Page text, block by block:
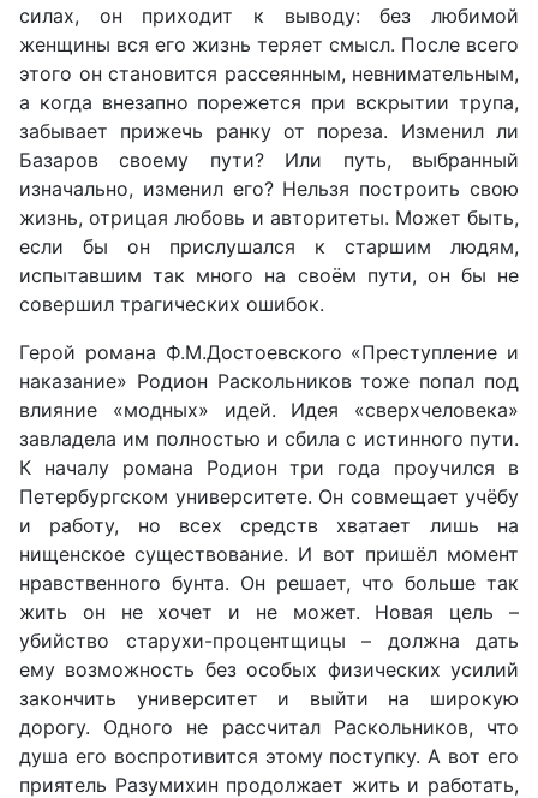
силах, он приходит к выводу: без любимой
женщины вся его жизнь теряет смысл. После всего
этого он становится рассеянным, невнимательным,
а когда внезапно порежется при вскрытии трупа,
забывает прижечь ранку от пореза. Изменил ли
Базаров своему пути? Или путь, выбранный
изначально, изменил его? Нельзя построить свою
жизнь, отрицая любовь и авторитеты. Может быть,
если бы он прислушался к старшим людям,
испытавшим так много на своём пути, он бы не
совершил трагических ошибок.
Герой романа Ф.М.Достоевского «Преступление и
наказание» Родион Раскольников тоже попал под
влияние «модных» идей. Идея «сверхчеловека»
завладела им полностью и сбила с истинного пути.
К началу романа Родион три года проучился в
Петербургском университете. Он совмещает учёбу
и работу, но всех средств хватает лишь на
нищенское существование. И вот пришёл момент
нравственного бунта. Он решает, что больше так
жить он не хочет и не может. Новая цель –
убийство старухи-процентщицы – должна дать
ему возможность без особых физических усилий
закончить университет и выйти на широкую
дорогу. Одного не рассчитал Раскольников, что
душа его воспротивится этому поступку. А вот его
приятель Разумихин продолжает жить и работать,